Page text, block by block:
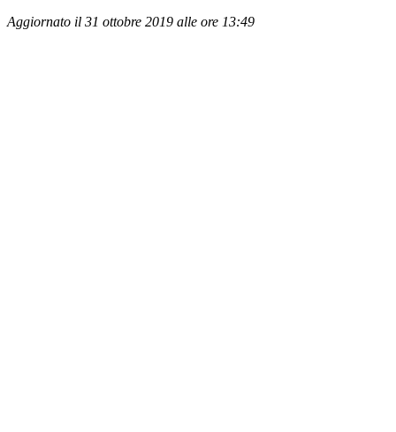
Aggiornato il 31 ottobre 2019 alle ore 13:49